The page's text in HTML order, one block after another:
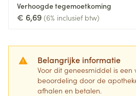
Verhoogde tegemoetkoming
€ 6,69 (6% inclusief btw)
Belangrijke informatie
Voor dit geneesmiddel is een
beoordeling door de
afhalen en betalen.